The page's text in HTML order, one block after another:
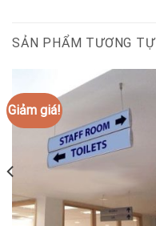
SẢN PHẨM TƯƠNG TỰ
Giảm giá!